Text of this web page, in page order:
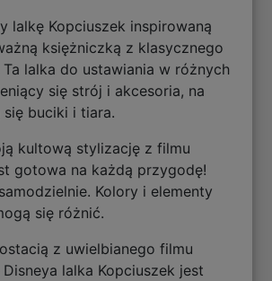
lalkę Kopciuszek inspirowaną
księżniczką z klasycznego
lalka do ustawiania w różnych
się strój i akcesoria, na
się buciki i tiara.
kultową stylizację z filmu
gotowa na każdą przygodę!
Kolory i elementy
się różnić.
z uwielbianego filmu
lalka Kopciuszek jest